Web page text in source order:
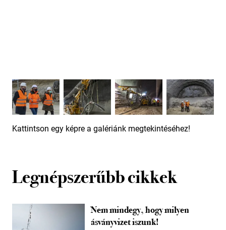
Kattintson egy képre a galériánk megtekintéséhez!
Legnépszerűbb cikkek
Nem mindegy, hogy milyen
ásványvizet iszunk!